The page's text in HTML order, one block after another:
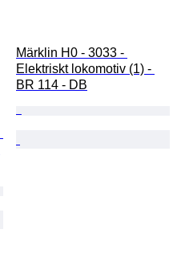
Märklin H0 - 3033 -
Elektriskt lokomotiv (1) -
BR 114 - DB